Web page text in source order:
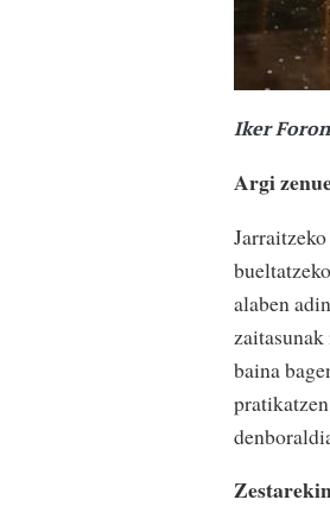
Iker
Argi
alaben
baina